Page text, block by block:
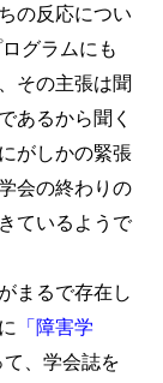
の反応につい
グラムにも
その主張は聞
あるから聞く
がしかの緊張
会の終わりの
ているようで
まるで存在し
「障害学
、学会誌を